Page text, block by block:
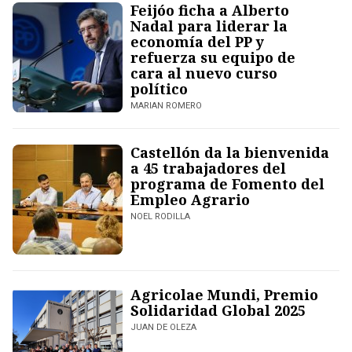
Feijóo ficha a Alberto
Nadal para liderar la
economía del PP y
refuerza su equipo de
cara al nuevo curso
político
MARIAN ROMERO
Castellón da la bienvenida
a 45 trabajadores del
programa de Fomento del
Empleo Agrario
NOEL RODILLA
Agricolae Mundi, Premio
Solidaridad Global 2025
JUAN DE OLEZA